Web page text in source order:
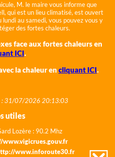
M. le maire vous informe que
qui est un lieu climatisé, est ouvert
au samedi, vous pouvez vous y
des fortes chaleurs.
face aux fortes chaleurs en
ICI.
la chaleur en cliquant ICI.
: 31/07/2026 20:13:03
utiles
Lozère : 90.2 Mhz
www.inforoute30.fr